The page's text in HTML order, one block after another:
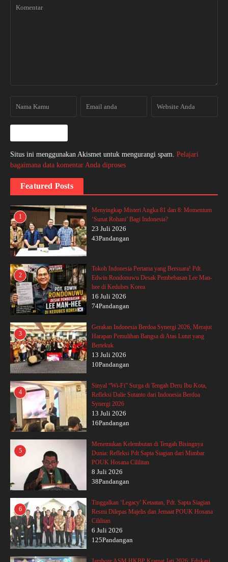
Situs ini menggunakan Akismet untuk mengurangi spam. Pelajari
bagaimana data komentar Anda diproses
Featured Posts
1
Menyingkap Misteri Angka 81 dan 8: Momentum
‘Sunat Rohani’ Bagi Indonesia?
23 Juli 2026
43Pandangan
2
Tokoh Indonesia Pertama yang Bersuara! Pdt.
Edwin Rondonuwu Desak Pembebasan Lee Man-
hee di Kedubes Korea
16 Juli 2026
74Pandangan
3
Gerakan Indonesia Berdoa Synergi 2026, Merajut
Harapan Pemulihan Bangsa di Atas Lutut yang
Bertekuk
13 Juli 2026
10Pandangan
4
Sinyal “Wi-Fi” Surga di Tengah Deru Ibu Kota,
Refleksi Dalie Sutanto dari Indonesia Berdoa
Synergi 2026
13 Juli 2026
16Pandangan
5
Menemukan Kelembutan di Tengah Bisingnya
Dunia: Refleksi Pdt Sapta Siagian dari Mimbar
POUK Hosana Cililitan
8 Juli 2026
38Pandangan
6
Tinggalkan ‘Legacy’ Ketaatan, Pdt. Sapta Siagian
Resmi Dilepas Majelis dan Jemaat POUK Hosana
Cililitan
6 Juli 2026
125Pandangan